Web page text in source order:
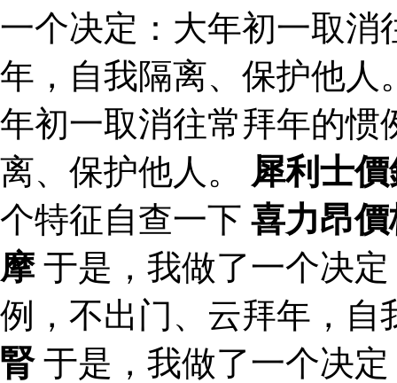
一个决定：大年初一取消
年，自我隔离、保护他人
年初一取消往常拜年的惯
离、保护他人。 犀利士
个特征自查一下 喜力昂價
摩于是，我做了一个决
例，不出门、云拜年，
腎于是，我做了一个决